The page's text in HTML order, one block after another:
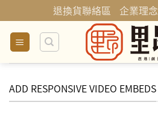
to
content
退換貨聯絡區 企業理念
ADD RESPONSIVE VIDEO EMBEDS